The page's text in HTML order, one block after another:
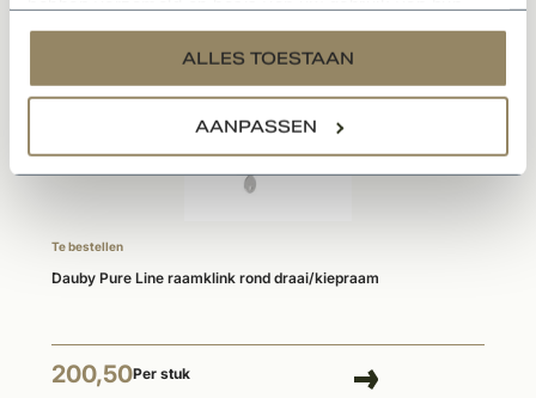
services.
ALLES TOESTAAN
AANPASSEN
Te bestellen
Dauby Pure Line raamklink rond draai/kiepraam
200,50Per stuk